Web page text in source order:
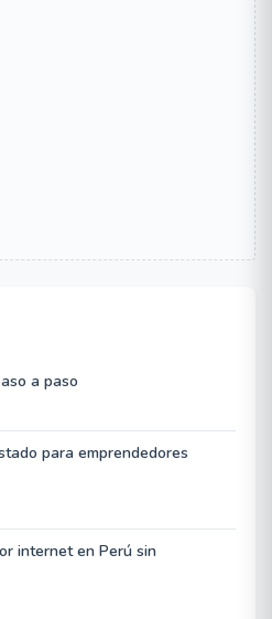
a paso
para emprendedores
internet en Perú sin